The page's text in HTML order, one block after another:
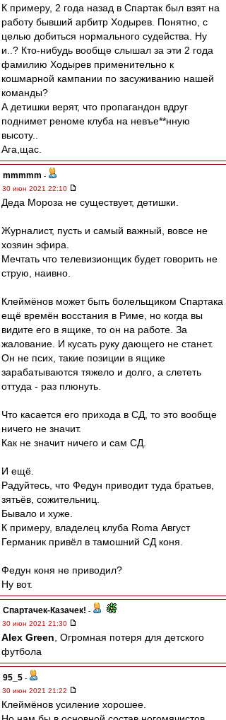
К примеру, 2 года назад в Спартак был взят на
работу бывший арбитр Ходырев. Понятно, с
целью добиться нормального судейства. Ну
и..? Кто-нибудь вообще слышал за эти 2 года
фамилию Ходырев применительно к
кошмарной кампании по засуживанию нашей
команды?
А детишки верят, что пропагандон вдруг
поднимет реноме клуба на невъе**нную
высоту..
Ага,щас.
mmmmm -
30 июн 2021 22:10
Деда Мороза не существует, детишки.
Журналист, пусть и самый важный, вовсе не
хозяин эфира.
Мечтать что телевизионщик будет говорить не
струю, наивно.
Клеймёнов может быть болельщиком Спартака
ещё времён восстания в Риме, но когда вы
видите его в ящике, то он на работе. За
жалование. И кусать руку дающего не станет.
Он не псих, такие позиции в ящике
зарабатываются тяжело и долго, а слететь
оттуда - раз плюнуть.
Что касается его прихода в СД, то это вообще
ничего не значит.
Как не значит ничего и сам СД.
И ещё.
Радуйтесь, что Федун приводит туда братьев,
зятьёв, сожительниц.
Бывало и хуже.
К примеру, владелец клуба Roma Август
Германик привёл в тамошний СД коня.
Федун коня не приводил?
Ну вот.
Спартачек-Казачек! -
30 июн 2021 21:30
Alex Green , Огромная потеря для детского
футбола
95_5 -
30 июн 2021 21:22
Клеймёнов усиление хорошее.